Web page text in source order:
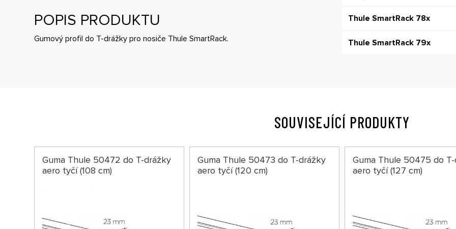
POPIS PRODUKTU
Gumový profil do T-drážky pro nosiče Thule SmartRack.
Thule SmartRack 78x
Thule SmartRack 79x
SOUVISEJÍCÍ PRODUKTY
Guma Thule 50472 do T-drážky
aero tyčí (108 cm)
Guma Thule 50473 do T-drážky
aero tyčí (120 cm)
Guma Thule 50475 do
aero tyčí (127 cm)